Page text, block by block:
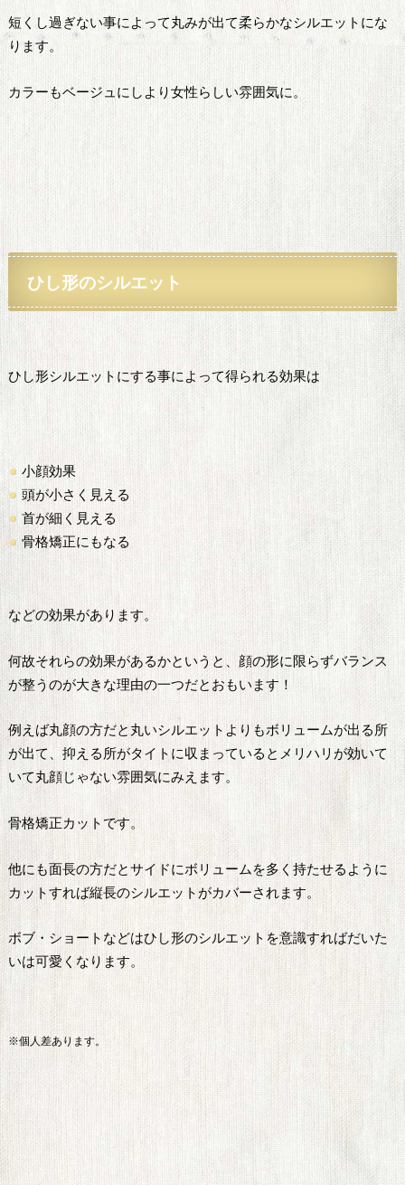
短くし過ぎない事によって丸みが出て柔らかなシルエットにな
ります。
カラーもベージュにしより女性らしい雰囲気に。
ひし形のシルエット
ひし形シルエットにする事によって得られる効果は
小顔効果
頭が小さく見える
首が細く見える
骨格矯正にもなる
などの効果があります。
何故それらの効果があるかというと、顔の形に限らずバランス
が整うのが大きな理由の一つだとおもいます！
例えば丸顔の方だと丸いシルエットよりもボリュームが出る所
が出て、抑える所がタイトに収まっているとメリハリが効いて
いて丸顔じゃない雰囲気にみえます。
骨格矯正カットです。
他にも面長の方だとサイドにボリュームを多く持たせるように
カットすれば縦長のシルエットがカバーされます。
ボブ・ショートなどはひし形のシルエットを意識すればだいた
いは可愛くなります。
※個人差あります。